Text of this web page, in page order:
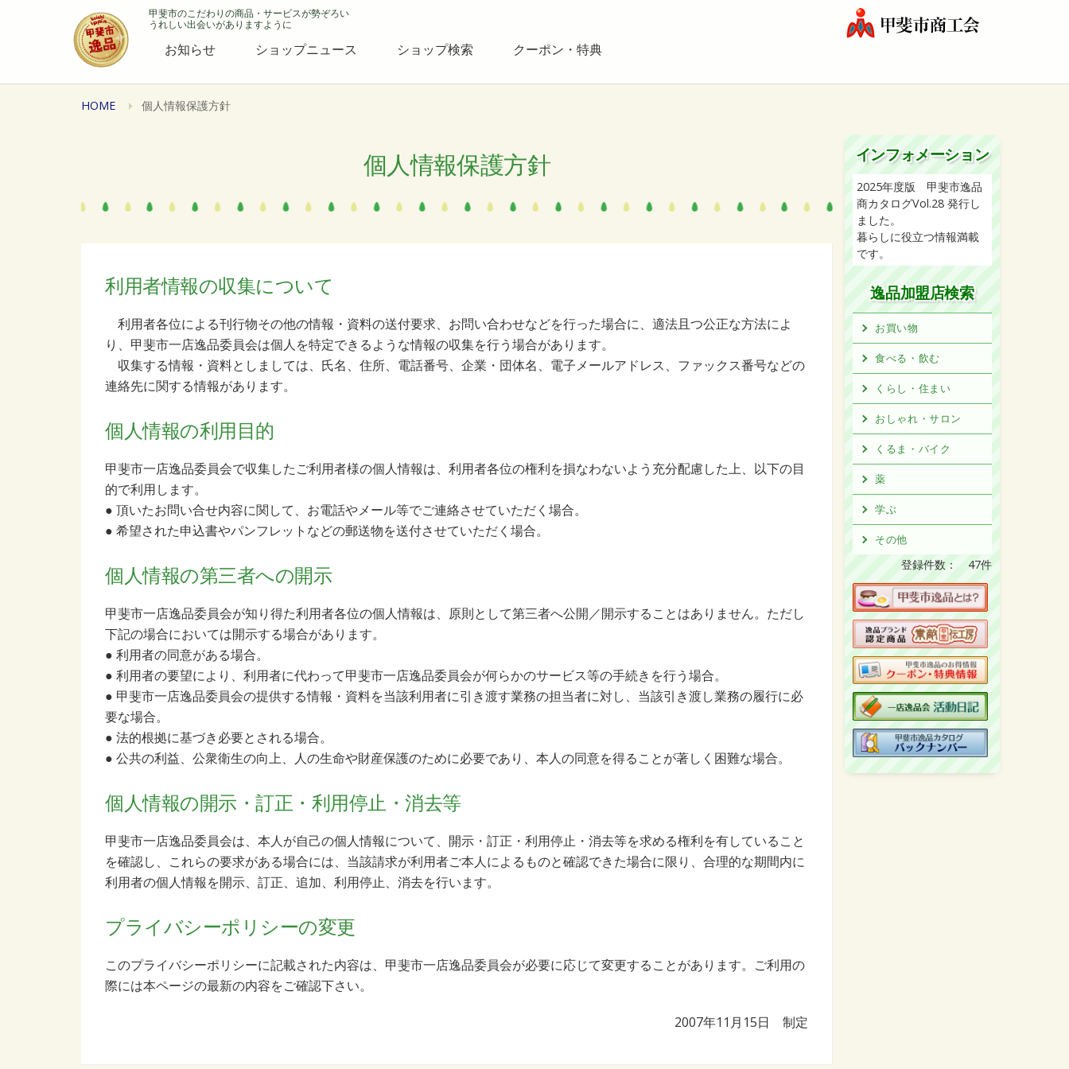
甲斐市のこだわりの商品・サービスが勢ぞろい
うれしい出会いがありますように
お知らせ
ショップニュース ショップ検索 クーポン・特典
HOME 個人情報保護方針
個人情報保護方針
利用者情報の収集について
利用者各位による刊行物その他の情報・資料の送付要求、お問い合わせなどを行った場合に、適法且つ公正な方法によ
り、甲斐市一店逸品委員会は個人を特定できるような情報の収集を行う場合があります。
収集する情報・資料としましては、氏名、住所、電話番号、企業・団体名、電子メールアドレス、ファックス番号などの
連絡先に関する情報があります。
個人情報の利用目的
甲斐市一店逸品委員会で収集したご利用者様の個人情報は、利用者各位の権利を損なわないよう充分配慮した上、以下の目
的で利用します。
● 頂いたお問い合せ内容に関して、お電話やメール等でご連絡させていただく場合。
● 希望された申込書やパンフレットなどの郵送物を送付させていただく場合。
個人情報の第三者への開示
甲斐市一店逸品委員会が知り得た利用者各位の個人情報は、原則として第三者へ公開／開示することはありません。ただし
下記の場合においては開示する場合があります。
● 利用者の同意がある場合。
● 利用者の要望により、利用者に代わって甲斐市一店逸品委員会が何らかのサービス等の手続きを行う場合。
● 甲斐市一店逸品委員会の提供する情報・資料を当該利用者に引き渡す業務の担当者に対し、当該引き渡し業務の履行に必
要な場合。
● 法的根拠に基づき必要とされる場合。
● 公共の利益、公衆衛生の向上、人の生命や財産保護のために必要であり、本人の同意を得ることが著しく困難な場合。
個人情報の開示・訂正・利用停止・消去等
甲斐市一店逸品委員会は、本人が自己の個人情報について、開示・訂正・利用停止・消去等を求める権利を有していること
を確認し、これらの要求がある場合には、当該請求が利用者ご本人によるものと確認できた場合に限り、合理的な期間内に
利用者の個人情報を開示、訂正、追加、利用停止、消去を行います。
プライバシーポリシーの変更
このプライバシーポリシーに記載された内容は、甲斐市一店逸品委員会が必要に応じて変更することがあります。ご利用の
際には本ページの最新の内容をご確認下さい。
2007年11月15日 制定
インフォメーション
2025年度版 甲斐市逸品
商カタログVol.28 発行し
ました。
暮らしに役立つ情報満載
です。
逸品加盟店検索
お買い物
食べる・飲む
くらし・住まい
おしゃれ・サロン
くるま・バイク
薬
学ぶ
その他
登録件数： 47件